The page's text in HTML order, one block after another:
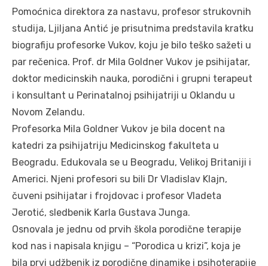
Pomoćnica direktora za nastavu, profesor strukovnih
studija, Ljiljana Antić je prisutnima predstavila kratku
biografiju profesorke Vukov, koju je bilo teško sažeti u
par rečenica. Prof. dr Mila Goldner Vukov je psihijatar,
doktor medicinskih nauka, porodični i grupni terapeut
i konsultant u Perinatalnoj psihijatriji u Oklandu u
Novom Zelandu.
Profesorka Mila Goldner Vukov je bila docent na
katedri za psihijatriju Medicinskog fakulteta u
Beogradu. Edukovala se u Beogradu, Velikoj Britaniji i
Americi. Njeni profesori su bili Dr Vladislav Klajn,
čuveni psihijatar i frojdovac i profesor Vladeta
Jerotić, sledbenik Karla Gustava Junga.
Osnovala je jednu od prvih škola porodične terapije
kod nas i napisala knjigu – “Porodica u krizi”, koja je
bila prvi udžbenik iz porodične dinamike i psihoterapije